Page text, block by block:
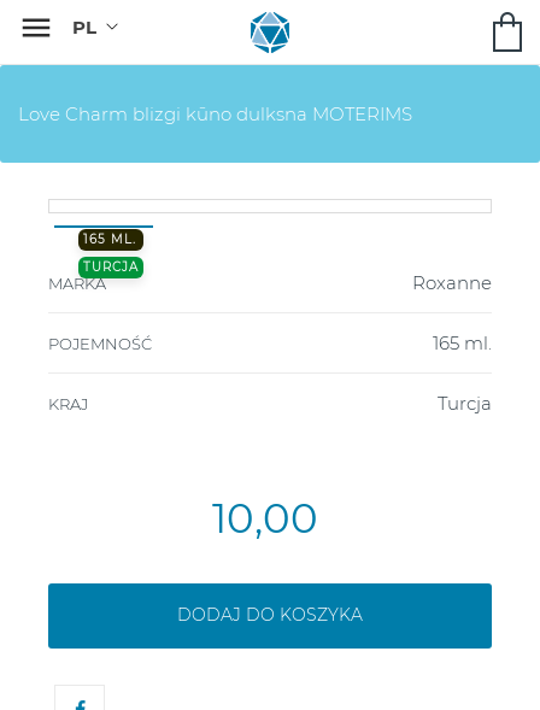

Love Charm blizgi kūno dulksna MOTERIMS
165 ML.
TURCJA
MARKA Roxanne
POJEMNOŚĆ 165 ml.
KRAJ Turcja
10,00
DODAJ DO KOSZYKA